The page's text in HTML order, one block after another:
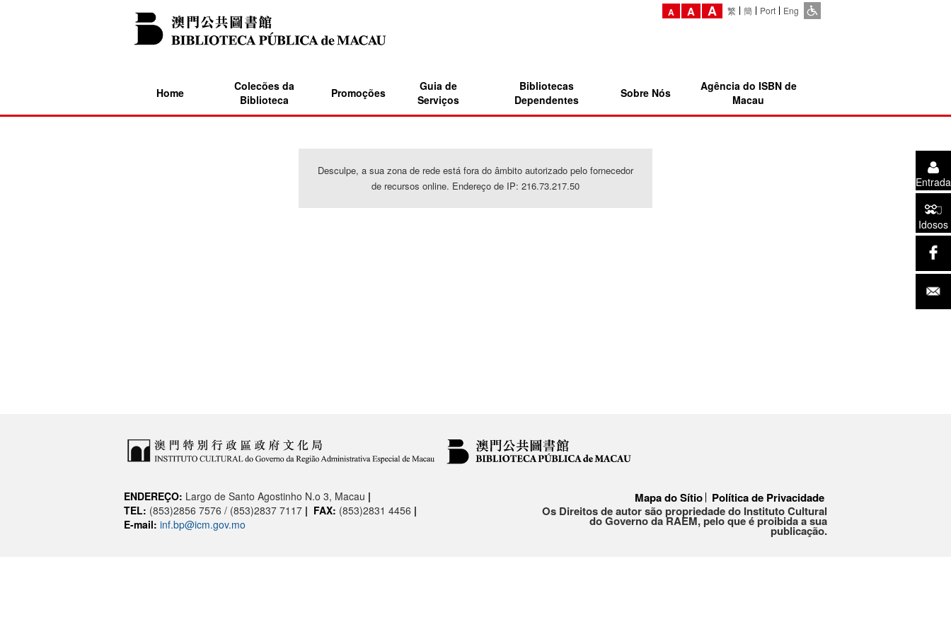
A A A 繁 簡 Port Eng
Home
Colecões da
Biblioteca
Promoções
Guia de
Serviços
Bibliotecas
Dependentes
Sobre Nós
Agência do ISBN de
Macau
Entrada
Idosos
Desculpe, a sua zona de rede está fora do âmbito autorizado pelo fornecedor
de recursos online. Endereço de IP: 216.73.217.50
ENDEREÇO: Largo de Santo Agostinho N.o 3, Macau |
TEL: (853)2856 7576 / (853)2837 7117 | FAX: (853)2831 4456 |
E-mail: inf.bp@icm.gov.mo
Mapa do Sítio
Política de Privacidade
Os Direitos de autor são propriedade do Instituto Cultural
do Governo da RAEM, pelo que é proibida a sua
publicação.